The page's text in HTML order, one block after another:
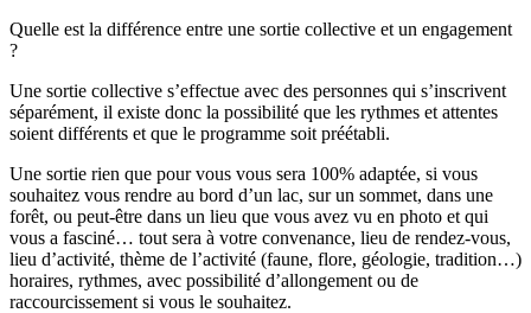
Quelle est la différence entre une sortie collective et un engagement
?
Une sortie collective s’effectue avec des personnes qui s’inscrivent
séparément, il existe donc la possibilité que les rythmes et attentes
soient différents et que le programme soit préétabli.
Une sortie rien que pour vous vous sera 100% adaptée, si vous
souhaitez vous rendre au bord d’un lac, sur un sommet, dans une
forêt, ou peut-être dans un lieu que vous avez vu en photo et qui
vous a fasciné… tout sera à votre convenance, lieu de rendez-vous,
lieu d’activité, thème de l’activité (faune, flore, géologie, tradition…)
horaires, rythmes, avec possibilité d’allongement ou de
raccourcissement si vous le souhaitez.